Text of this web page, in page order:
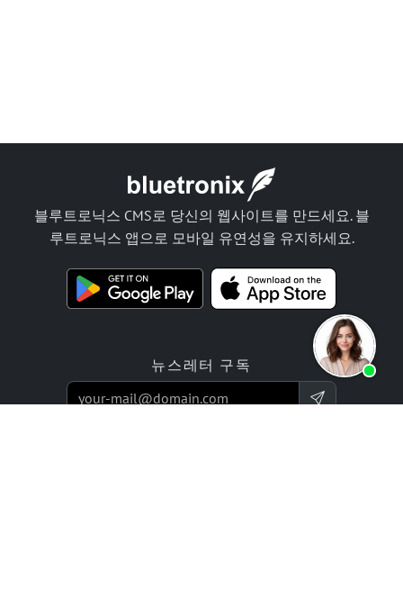
블루트로닉스 CMS로 당신의 웹사이트를 만드세요. 블
루트로닉스 앱으로 모바일 유연성을 유지하세요.
뉴스레터 구독